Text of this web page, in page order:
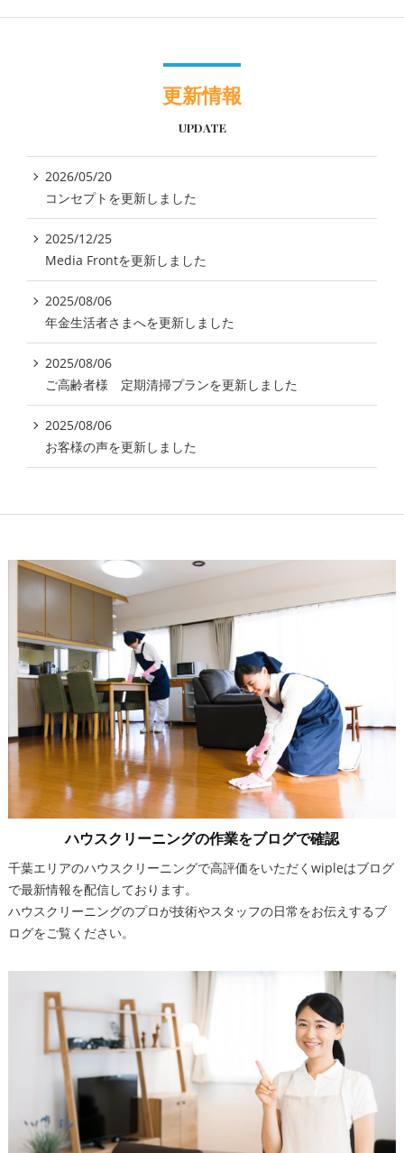
更新情報
UPDATE
2026/05/20
コンセプトを更新しました
2025/12/25
Media Frontを更新しました
2025/08/06
年金生活者さまへを更新しました
2025/08/06
ご高齢者様 定期清掃プランを更新しました
2025/08/06
お客様の声を更新しました
ハウスクリーニングの作業をブログで確認
千葉エリアのハウスクリーニングで高評価をいただくwipleはブログ
で最新情報を配信しております。
ハウスクリーニングのプロが技術やスタッフの日常をお伝えするブ
ログをご覧ください。